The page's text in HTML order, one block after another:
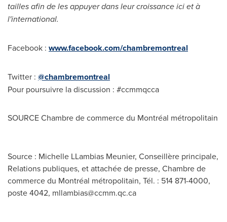
tailles afin de les appuyer dans leur croissance ici et à
l'international.
Facebook : www.facebook.com/chambremontreal
Twitter : @chambremontreal
Pour poursuivre la discussion : #ccmmqcca
SOURCEChambre decommerce du Montréal métropolitain
Source : Michelle LLambias Meunier, Conseillère principale,
Relations publiques, et attachée de presse, Chambre de
commerce du Montréal métropolitain, Tél. : 514 871-4000,
poste 4042, mllambias@ccmm.qc.ca